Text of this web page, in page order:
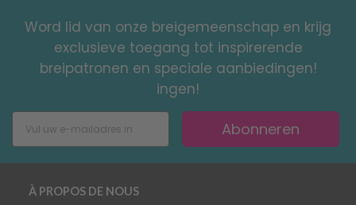
Word lid van onze breigemeenschap en krijg
exclusieve toegang tot inspirerende
breipatronen en speciale aanbiedingen!
ingen!
Abonneren
À PROPOS DE NOUS